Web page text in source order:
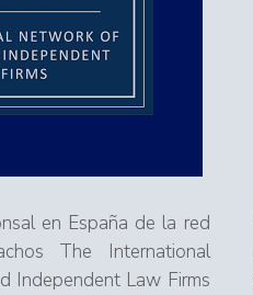
en España de la red
The International
Independent Law Firms